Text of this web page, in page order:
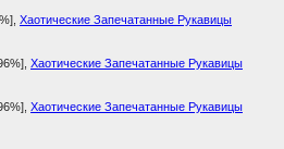
Хаотические Запечатанные Рукавицы
Хаотические Запечатанные Рукавицы
Хаотические Запечатанные Рукавицы